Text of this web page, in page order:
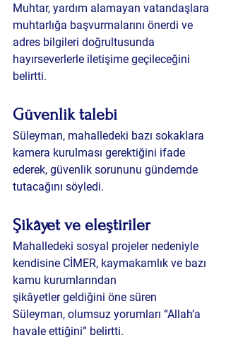
Muhtar, yardım alamayan vatandaşlara
muhtarlığa başvurmalarını önerdi ve
adres bilgileri doğrultusunda
hayırseverlerle iletişime geçileceğini
belirtti.
Güvenlik talebi
Süleyman, mahalledeki bazı sokaklara
kamera kurulması gerektiğini ifade
ederek, güvenlik sorununu gündemde
tutacağını söyledi.
Şikâyet ve eleştiriler
Mahalledeki sosyal projeler nedeniyle
kendisine CİMER, kaymakamlık ve bazı
kamu kurumlarından
şikâyetler geldiğini öne süren
Süleyman, olumsuz yorumları “Allah’a
havale ettiğini” belirtti.